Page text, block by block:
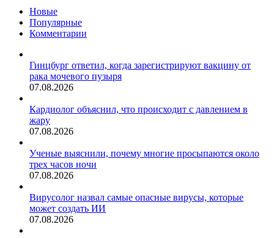
Альцгеймера
Новые
Популярные
Комментарии
Гинцбург ответил, когда зарегистрируют вакцину от
рака мочевого пузыря
07.08.2026
Кардиолог объяснил, что происходит с давлением в
жару
07.08.2026
Ученые выяснили, почему многие просыпаются около
трех часов ночи
07.08.2026
Вирусолог назвал самые опасные вирусы, которые
может создать ИИ
07.08.2026